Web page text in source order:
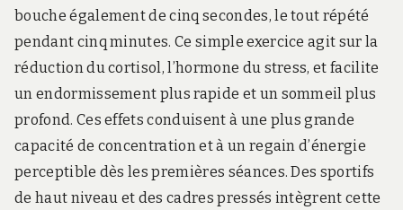
bouche également de cinq secondes, le tout répété
pendant cinq minutes. Ce simple exercice agit sur la
réduction du cortisol, l’hormone du stress, et facilite
un endormissement plus rapide et un sommeil plus
profond. Ces effets conduisent à une plus grande
capacité de concentration et à un regain d’énergie
perceptible dès les premières séances. Des sportifs
de haut niveau et des cadres pressés intègrent cette